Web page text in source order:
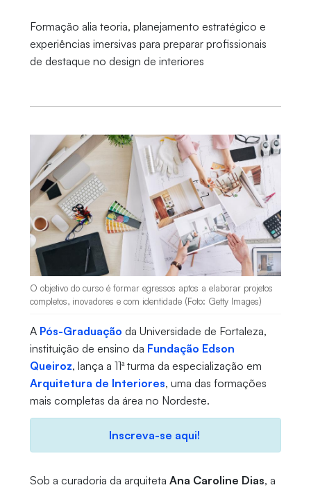
Formação alia teoria, planejamento estratégico e
experiências imersivas para preparar profissionais
de destaque no design de interiores
O objetivo do curso é formar egressos aptos a elaborar projetos
completos, inovadores e com identidade (Foto: Getty Images)
A Pós-Graduação da Universidade de Fortaleza,
instituição de ensino da Fundação Edson
Queiroz, lança a 11ª turma da especialização em
Arquitetura de Interiores, uma das formações
mais completas da área no Nordeste.
Inscreva-se aqui!
Sob a curadoria da arquiteta Ana Caroline Dias, a